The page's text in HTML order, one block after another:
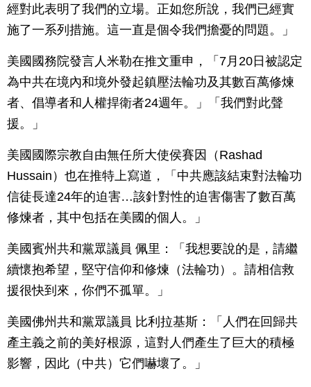
經對此表明了我們的立場。正如您所說，我們已經實
施了一系列措施。這一直是個令我們擔憂的問題。」
美國國務院發言人米勒在推文重申，「7月20日被認定
為中共在境內和境外發起鎮壓法輪功及其數百萬修煉
者、倡導者和人權捍衛者24週年。」「我們對此聲
援。」
美國國際宗教自由無任所大使侯賽因（Rashad
Hussain）也在推特上寫道，「中共應該結束對法輪功
信徒長達24年的迫害…該針對性的迫害傷害了數百萬
修煉者，其中包括在美國的個人。」
美國賓州共和黨眾議員 佩里：「我想要說的是，請繼
續懷抱希望，堅守信仰和修煉（法輪功）。請相信救
援很快到來，你們不孤單。」
美國佛州共和黨眾議員 比利拉基斯：「人們在回歸共
產主義之前的美好根源，這對人們產生了巨大的積極
影響，因此（中共）它們嚇壞了。」